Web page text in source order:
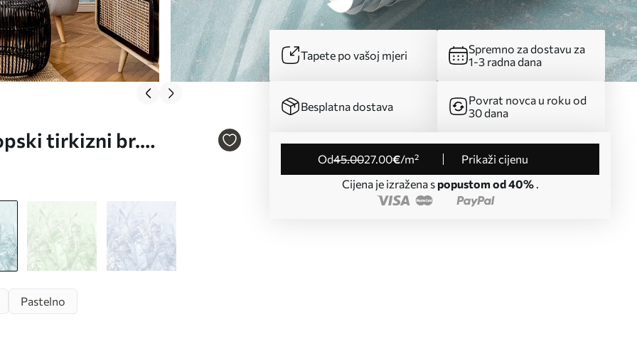
tirkizni br.
Tapete po vašoj mjeri
Spremno za dostavu za
1-3 radna dana
Besplatna dostava
Povrat novca u roku od
30 dana
od45.0027.00€/m²
Prikaži cijenu
Cijena je izražena s popustom od 40%.
Pastelno